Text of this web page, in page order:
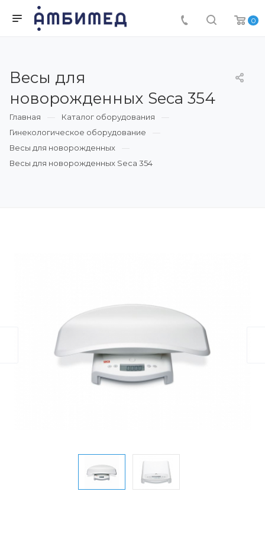
0
Весы для
новорожденных Seca 354
Главная
Каталог оборудования
Гинекологическое оборудование
Весы для новорожденных
Весы для новорожденных Seca 354